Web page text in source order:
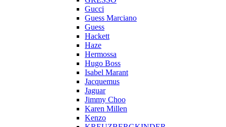
Gucci
Guess Marciano
Guess
Hackett
Haze
Hermossa
Hugo Boss
Isabel Marant
Jacquemus
Jaguar
Jimmy Choo
Karen Millen
Kenzo